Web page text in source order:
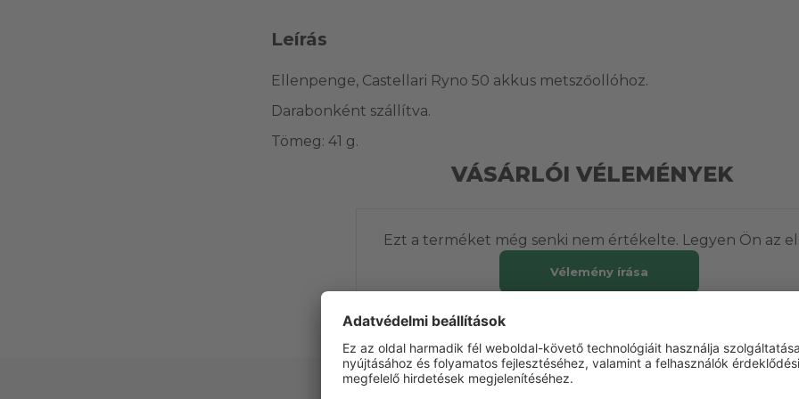
Leírás
Ellenpenge, Castellari Ryno 50 akkus metszőollóhoz.
Darabonként szállítva.
Tömeg: 41 g.
VÁSÁRLÓI VÉLEMÉNYEK
Ezt a terméket még senki nem értékelte. Legyen Ön az
Vélemény írása